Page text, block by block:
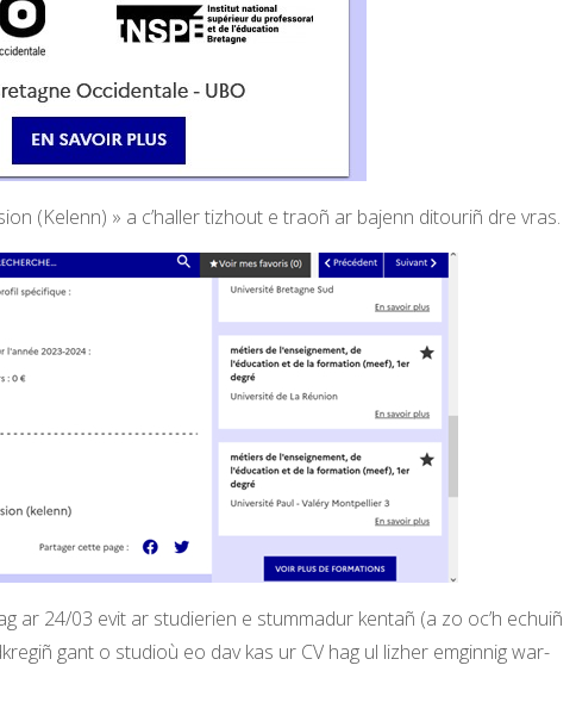
(Kelenn) » a c’haller tizhout e traoñ ar bajenn ditouriñ dre vras.
ar 24/03 evit ar studierien e stummadur kentañ (a zo oc’h echuiñ
gant o studioù eo dav kas ur CV hag ul lizher emginnig war-